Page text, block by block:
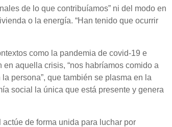
de lo que contribuíamos” ni del modo en
o la energía. “Han tenido que ocurrir
como la pandemia de covid-19 e
aquella crisis, “nos habríamos comido a
persona”, que también se plasma en la
social la única que está presente y genera
de forma unida para luchar por